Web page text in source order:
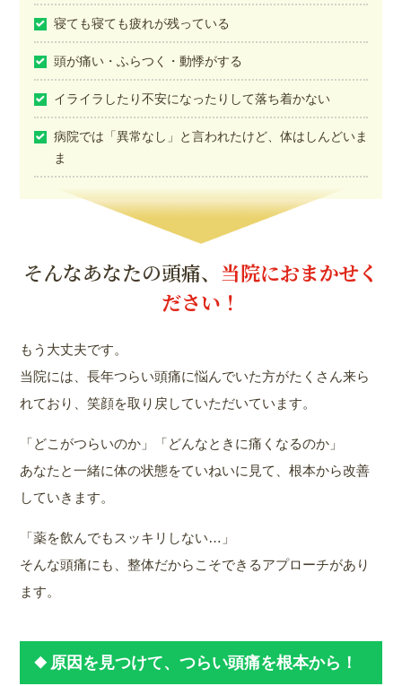
寝ても寝ても疲れが残っている
頭が痛い・ふらつく・動悸がする
イライラしたり不安になったりして落ち着かない
病院では「異常なし」と言われたけど、体はしんどいま
ま
そんなあなたの頭痛、 当院におまかせく
ださい！
もう大丈夫です。
当院には、長年つらい頭痛に悩んでいた方がたくさん来ら
れており、笑顔を取り戻していただいています。
「どこがつらいのか」「どんなときに痛くなるのか」
あなたと一緒に体の状態をていねいに見て、根本から改善
していきます。
「薬を飲んでもスッキリしない…」
そんな頭痛にも、整体だからこそできるアプローチがあり
ます。
原因を見つけて、つらい頭痛を根本から！